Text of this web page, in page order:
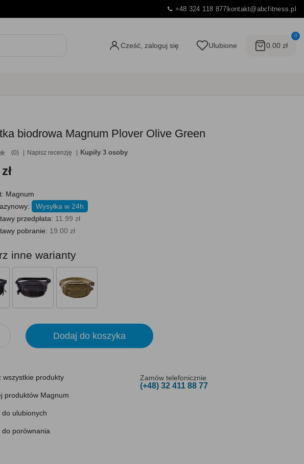
+48 324 118 877kontakt@abcfitness.pl
Cześć, zaloguj się Ulubione
0
0.00 zł
biodrowa Magnum Plover Olive Green
(0) Napisz recenzję Kupiły 3 osoby
Magnum
Wysyłka w 24h
przedpłata: 11.99 zł
pobranie: 19.00 zł
inne warianty
Dodaj do koszyka
wszystkie produkty
produktów Magnum
do ulubionych
do porównania
Zamów telefonicznie
(+48) 32 411 88 77